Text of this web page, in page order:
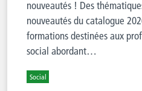
nouveautés ! Des
nouveautés du catalogue
formations destinées aux
social abordant…
Social